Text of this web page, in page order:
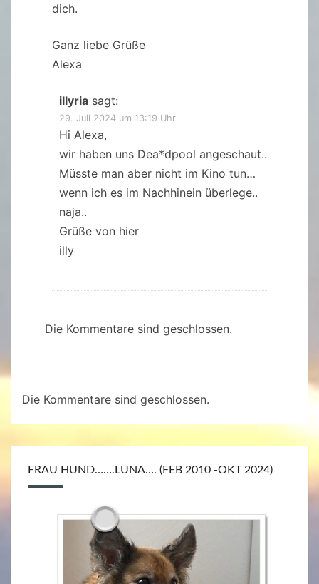
dich.
Ganz liebe Grüße
Alexa
illyria sagt:
29. Juli 2024 um 13:19 Uhr
Hi Alexa,
wir haben uns Dea*dpool angeschaut..
Müsste man aber nicht im Kino tun…
wenn ich es im Nachhinein überlege..
naja..
Grüße von hier
illy
Die Kommentare sind geschlossen.
Die Kommentare sind geschlossen.
FRAU HUND…….LUNA…. (FEB 2010 -OKT 2024)